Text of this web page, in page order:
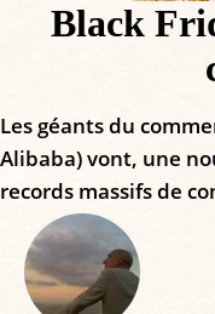
Black
Les géants du
Alibaba) vont, une
records massifs de